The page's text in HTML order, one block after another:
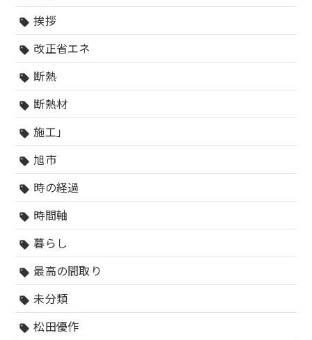
sell 挨拶
sell 改正省エネ
sell 断熱
sell 断熱材
sell 施工」
sell 旭市
sell 時の経過
sell 時間軸
sell 暮らし
sell 最高の間取り
sell 未分類
sell 松田優作